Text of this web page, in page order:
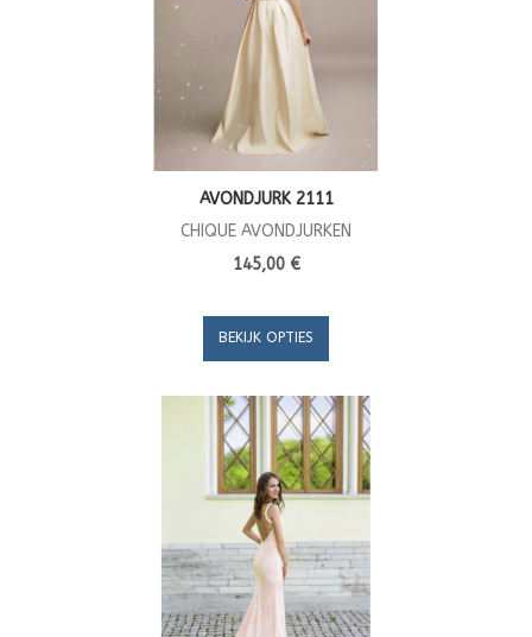
AVONDJURK 2111
CHIQUE AVONDJURKEN
145,00 €
BEKIJK OPTIES